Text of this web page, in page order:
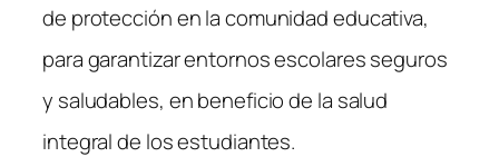
de protección en la comunidad educativa,
para garantizar entornos escolares seguros
y saludables, en beneficio de la salud
integral de los estudiantes.